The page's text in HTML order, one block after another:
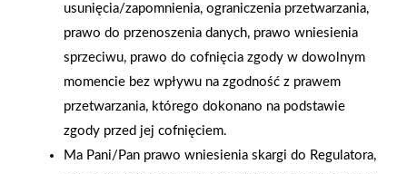
2025-12-31
Otwarcie sklepu PSB
Mrówka w Wyrzysku
usunięcia/zapomnienia, ograniczenia przetwarzania,
prawo do przenoszenia danych, prawo wniesienia
sprzeciwu, prawo do cofnięcia zgody w dowolnym
momencie bez wpływu na zgodność z prawem
przetwarzania, którego dokonano na podstawie
zgody przed jej cofnięciem.
Ma Pani/Pan prawo wniesienia skargi do Regulatora,